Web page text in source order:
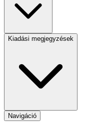
Kiadási megjegyzések
Navigáció